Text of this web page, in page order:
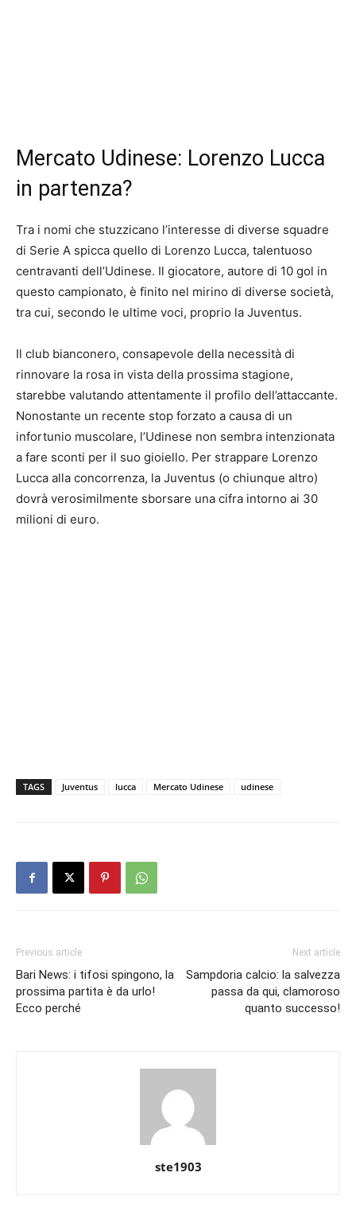
Mercato Udinese: Lorenzo Lucca
in partenza?
Tra i nomi che stuzzicano l’interesse di diverse squadre
di Serie A spicca quello di Lorenzo Lucca, talentuoso
centravanti dell’Udinese. Il giocatore, autore di 10 gol in
questo campionato, è finito nel mirino di diverse società,
tra cui, secondo le ultime voci, proprio la Juventus.
Il club bianconero, consapevole della necessità di
rinnovare la rosa in vista della prossima stagione,
starebbe valutando attentamente il profilo dell’attaccante.
Nonostante un recente stop forzato a causa di un
infortunio muscolare, l’Udinese non sembra intenzionata
a fare sconti per il suo gioiello. Per strappare Lorenzo
Lucca alla concorrenza, la Juventus (o chiunque altro)
dovrà verosimilmente sborsare una cifra intorno ai 30
milioni di euro.
TAGS Juventus lucca Mercato Udinese udinese
Previous article
Bari News: i tifosi spingono, la
prossima partita è da urlo!
Ecco perché
Next article
Sampdoria calcio: la salvezza
passa da qui, clamoroso
quanto successo!
ste1903